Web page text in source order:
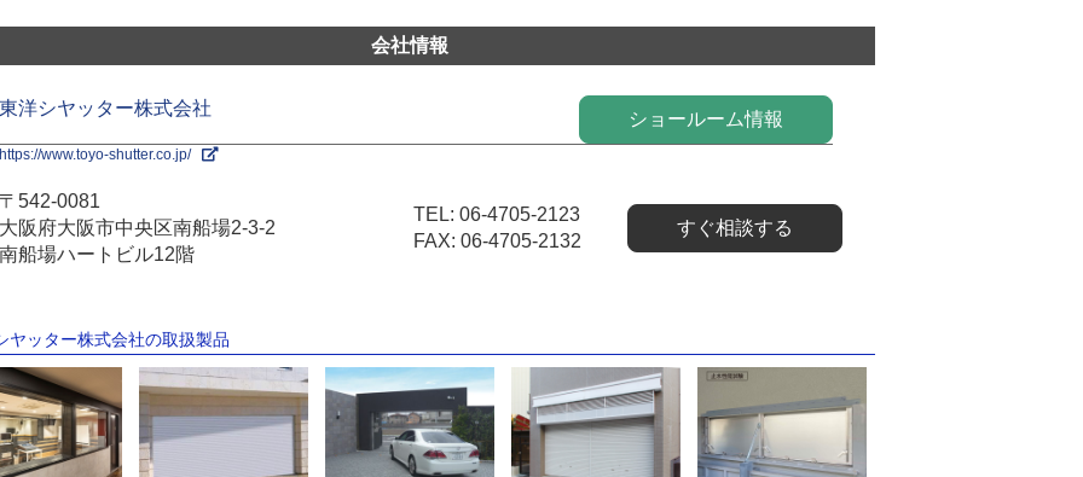
会社情報
東洋シヤッター株式会社
ショールーム情報
https://www.toyo-shutter.co.jp/
〒542-0081
大阪府大阪市中央区南船場2-3-2
南船場ハートビル12階
TEL: 06-4705-2123
FAX: 06-4705-2132
すぐ相談する
ヤッター株式会社の取扱製品